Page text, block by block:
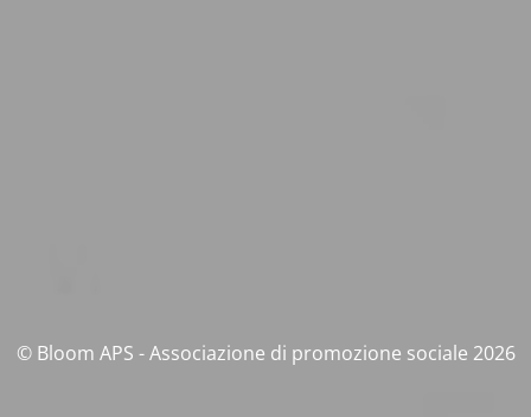
© Bloom APS - Associazione di promozione sociale 2026